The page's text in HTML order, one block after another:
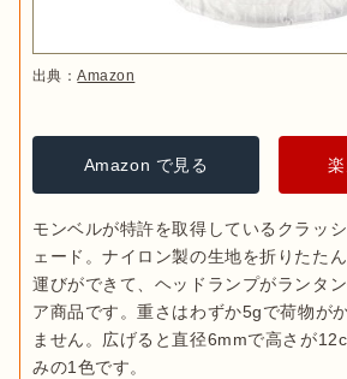
出典：Amazon
Amazon で見る
モンベルが特許を取得しているクラッ
ェード。ナイロン製の生地を折りたた
運びができて、ヘッドランプがランタ
ア商品です。重さはわずか5gで荷物が
ません。広げると直径6mmで高さが
みの1色です。